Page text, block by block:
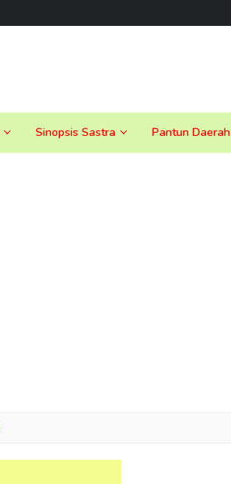
Sinopsis Sastra Pantun Daerah